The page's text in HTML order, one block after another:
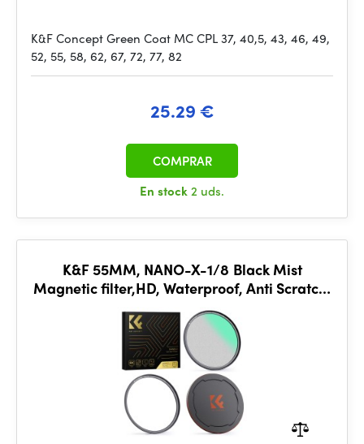
K&F Concept Green Coat MC CPL 37, 40,5, 43, 46, 49,
52, 55, 58, 62, 67, 72, 77, 82
25.29 €
En stock2 uds.
COMPRAR
K&F 55MM, NANO-X-1/8 Black Mist
Magnetic filter,HD, Waterproof, Anti Scratch,
Green Coated,with mag